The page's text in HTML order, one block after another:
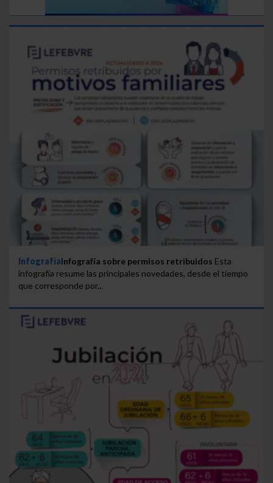
InfografíaInfografía sobre permisos retribuidos Esta
infografía resume las principales novedades, desde el tiempo
que corresponde por...